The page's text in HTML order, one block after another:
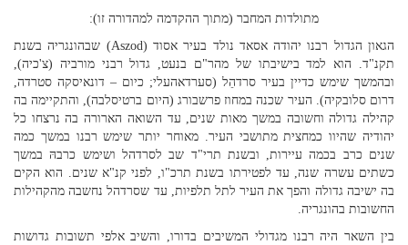
מתולדות המחבר (מתוך ההקדמה למהדורה זו):
הגאון הגדול רבנו יהודה אסאד נולד בעיר אסוד Aszod)) שבהונגריה בשנת
תקנ"ד. הוא למד בישיבתו של מהר"ם בנעט, גדול רבני מורביה (צ'כיה),
ובהמשך שימש כדיין בעיר סרדהֵל (סערדאהעלי; כיום – דונאיסקה סטרדה,
דרום סלובקיה). העיר שכנה במחוז פרשבורג (היום ברטיסלבה), והתקיימה בה
קהילה גדולה וחשובה במשך מאות שנים, עד השואה הארורה בה נרצחו כל
יהודיה שהיוו כמחצית מתושבי העיר. מאוחר יותר שימש רבנו במשך כמה
שנים כרב בכמה עיירות, ובשנת תרי"ד שב לסרדהל ושימש כרבהּ במשך
כשתים עשרה שנה, עד לפטירתו בשנת תרכ"ו, לפני קנ"א שנים. הוא הקים
בה ישיבה גדולה והפך את העיר לתל תלפיות, עד שסרדהל נחשבה מהקהילות
החשובות בהונגריה.
בין השאר היה רבנו מגדולי המשיבים בדורו, והשיב אלפי תשובות גדושות